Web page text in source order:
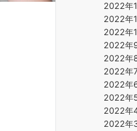
2022年
2022年
2022年
2022年
2022年
2022年
2022年
2022年
2022年
2022年